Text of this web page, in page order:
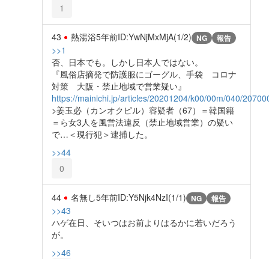
1
43 熱湯浴5年前ID:YwNjMxMjA(1/2) NG 報告
>>1
否、日本でも。しかし日本人ではない。
『風俗店摘発で防護服にゴーグル、手袋 コロナ
対策 大阪・禁止地域で営業疑い』
https://mainichi.jp/articles/20201204/k00/00m/040/
>姜玉必（カンオクピル）容疑者（67）＝韓国籍
＝ら女3人を風営法違反（禁止地域営業）の疑い
で…＜現行犯＞逮捕した。
>>44
0
44 名無し5年前ID:Y5Njk4NzI(1/1) NG 報告
>>43
ハゲ在日、そいつはお前よりはるかに若いだろう
が。
>>46